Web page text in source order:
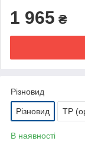
1 965 ₴
Різновид
Різновид TP
В наявності